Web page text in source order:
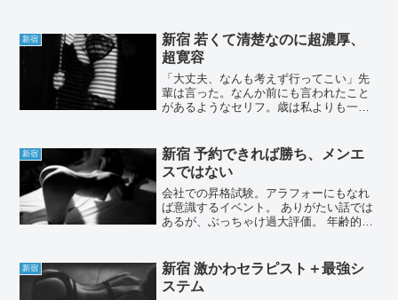
輩からおすすめされたセラピストさんが
いるので行く。今回の前...
新宿
新宿 若くて清楚なのに超濃厚、
超寛容
「大丈夫、なんも考えず行ってこい」先
輩は言った。なんか前にも言われたこと
があるようなセリフ。歳は私よりも一回
益な情報を共有し合う。この先輩のいい
点は私とエリアが違うこと...
新宿
新宿 予約できれば勝ち、メンエ
スではない
会社での昇格試験。アラフォーにもなれ
ば意識するイベント。 ありがたい話では
あるが、ぶっちゃけ過大評価。 年齢的な
昔よりハードルは下がったらしいが、誰
かに値踏みされて合否...
新宿
新宿 激かわセラピスト＋最強シ
ステム